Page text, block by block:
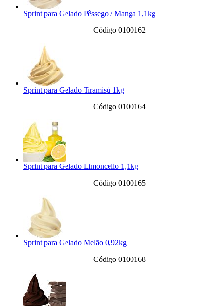
Sprint para Gelado Pêssego / Manga 1,1kg
Código 0100162
Sprint para Gelado Tiramisú 1kg
Código 0100164
Sprint para Gelado Limoncello 1,1kg
Código 0100165
Sprint para Gelado Melão 0,92kg
Código 0100168